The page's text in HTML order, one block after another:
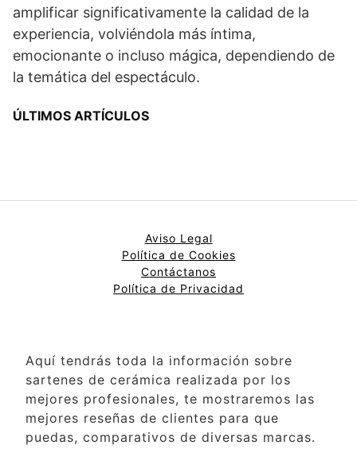
amplificar significativamente la calidad de la
experiencia, volviéndola más íntima,
emocionante o incluso mágica, dependiendo de
la temática del espectáculo.
ÚLTIMOS ARTÍCULOS
Aviso Legal
Política de Cookies
Contáctanos
Política de Privacidad
Aquí tendrás toda la información sobre
sartenes de cerámica realizada por los
mejores profesionales, te mostraremos las
mejores reseñas de clientes para que
puedas, comparativos de diversas marcas.